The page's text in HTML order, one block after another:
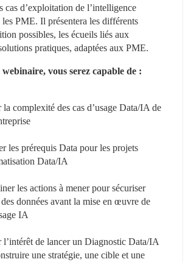
cas d’exploitation de l’intelligence
PME. Il présentera les différents
possibles, les écueils liés aux
pratiques, adaptées aux PME.
webinaire, vous serez capable de :
la complexité des cas d’usage Data/IA de
les prérequis Data pour les projets
Data/IA
les actions à mener pour sécuriser
des données avant la mise en œuvre de
IA
l’intérêt de lancer un Diagnostic Data/IA
une stratégie, une cible et une